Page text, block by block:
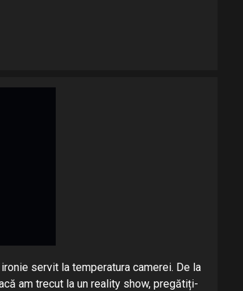
servit la temperatura camerei. De la
am trecut la un reality show, pregătiți-